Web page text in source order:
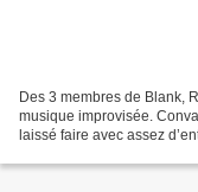
Des 3 membres de Blank,
musique improvisée.
laissé faire avec assez